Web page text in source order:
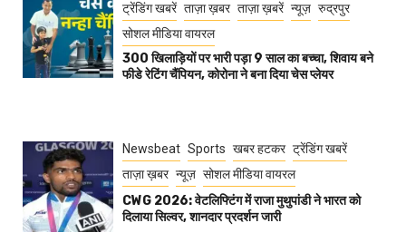
ट्रेंडिंग खबरें ताज़ा ख़बर ताज़ा ख़बरें न्यूज़ रुद्रपुर
सोशल मीडिया वायरल
300 खिलाड़ियों पर भारी पड़ा 9 साल का बच्चा, शिवाय बने
फीडे रेटिंग चैंपियन, कोरोना ने बना दिया चेस प्लेयर
Newsbeat Sports खबर हटकर ट्रेंडिंग खबरें
ताज़ा ख़बर न्यूज़ सोशल मीडिया वायरल
CWG 2026: वेटलिफ्टिंग में राजा मुथुपांडी ने भारत को
दिलाया सिल्वर, शानदार प्रदर्शन जारी